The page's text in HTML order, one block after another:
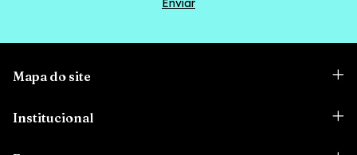
Mapa do site
Institucional